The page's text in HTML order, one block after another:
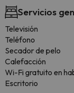
Servicios
Televisión
Teléfono
Secador de pelo
Calefacción
Wi-Fi gratuito en
Escritorio